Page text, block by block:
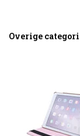
Overige